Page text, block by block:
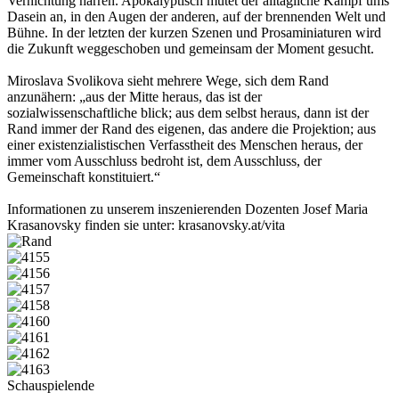
Dasein an, in den Augen der anderen, auf der brennenden Welt und
Bühne. In der letzten der kurzen Szenen und Prosaminiaturen wird
die Zukunft weggeschoben und gemeinsam der Moment gesucht.
Miroslava Svolikova sieht mehrere Wege, sich dem Rand
anzunähern: „aus der Mitte heraus, das ist der
sozialwissenschaftliche blick; aus dem selbst heraus, dann ist der
Rand immer der Rand des eigenen, das andere die Projektion; aus
einer existenzialistischen Verfasstheit des Menschen heraus, der
immer vom Ausschluss bedroht ist, dem Ausschluss, der
Gemeinschaft konstituiert.“
Informationen zu unserem inszenierenden Dozenten Josef Maria
Krasanovsky finden sie unter: krasanovsky.at/vita
Schauspielende